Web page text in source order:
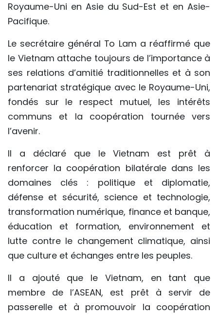
Royaume-Uni en Asie du Sud-Est et en Asie-
Pacifique.
Le secrétaire général To Lam a réaffirmé que
le Vietnam attache toujours de l’importance à
ses relations d’amitié traditionnelles et à son
partenariat stratégique avec le Royaume-Uni,
fondés sur le respect mutuel, les intérêts
communs et la coopération tournée vers
l’avenir.
Il a déclaré que le Vietnam est prêt à
renforcer la coopération bilatérale dans les
domaines clés : politique et diplomatie,
défense et sécurité, science et technologie,
transformation numérique, finance et banque,
éducation et formation, environnement et
lutte contre le changement climatique, ainsi
que culture et échanges entre les peuples.
Il a ajouté que le Vietnam, en tant que
membre de l’ASEAN, est prêt à servir de
passerelle et à promouvoir la coopération